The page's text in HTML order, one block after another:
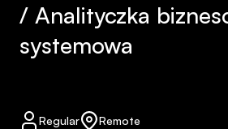
/ Analityczka
systemowa ​
Regular Remote